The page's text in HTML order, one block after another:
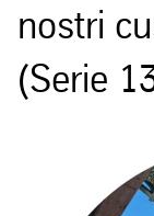
nostri
(Serie